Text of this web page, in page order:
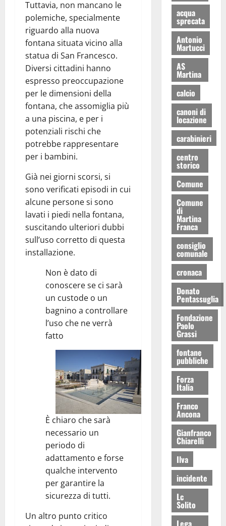
Tuttavia, non mancano le
polemiche, specialmente
riguardo alla nuova
fontana situata vicino alla
statua di San Francesco.
Diversi cittadini hanno
espresso preoccupazione
per le dimensioni della
fontana, che assomiglia più
a una piscina, e per i
potenziali rischi che
potrebbe rappresentare
per i bambini.
Già nei giorni scorsi, si
sono verificati episodi in cui
alcune persone si sono
lavati i piedi nella fontana,
suscitando ulteriori dubbi
sull’uso corretto di questa
installazione.
Non è dato di
conoscere se ci sarà
un custode o un
bagnino a controllare
l’uso che ne verrà
fatto
È chiaro che sarà
necessario un
periodo di
adattamento e forse
qualche intervento
per garantire la
sicurezza di tutti.
Un altro punto critico
acqua
sprecata
Antonio
Martucci
AS
Martina
calcio
canoni di
locazione
carabinieri
centro
storico
Comune
Comune
di
Martina
Franca
consiglio
comunale
cronaca
Donato
Pentassuglia
Fondazione
Paolo
Grassi
fontane
pubbliche
Forza
Italia
Franco
Ancona
Gianfranco
Chiarelli
Ilva
incidente
Lc
Solito
Lega